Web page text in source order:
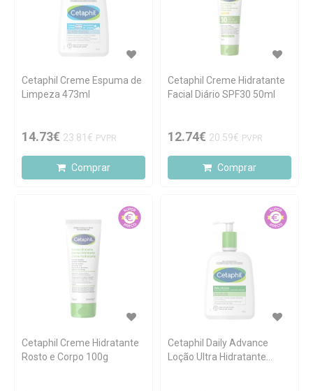
Cetaphil Creme Espuma de
Limpeza 473ml
14.73€ 23.81€ PVPR
Comprar
Cetaphil Creme Hidratante
Facial Diário SPF30 50ml
12.74€ 20.59€ PVPR
Comprar
Cetaphil Creme Hidratante
Rosto e Corpo 100g
Cetaphil Daily Advance
Loção Ultra Hidratante